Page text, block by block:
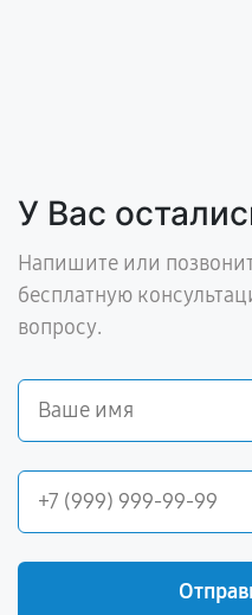
У Вас
Напишите или
бесплатную
вопросу.